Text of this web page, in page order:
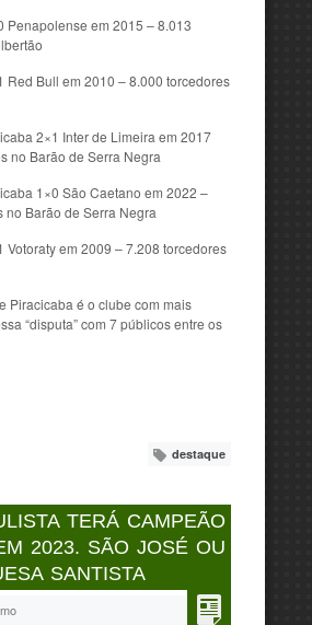
Penapolense em 2015 – 8.013
Red Bull em 2010 – 8.000 torcedores
2×1 Inter de Limeira em 2017
no Barão de Serra Negra
1×0 São Caetano em 2022 –
no Barão de Serra Negra
Votoraty em 2009 – 7.208 torcedores
Piracicaba é o clube com mais
“disputa” com 7 públicos entre os
destaque
TERÁ CAMPEÃO
2023. SÃO JOSÉ OU
SANTISTA